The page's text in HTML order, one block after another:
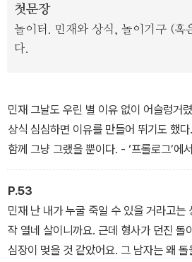
첫문장
놀이터. 민재와 상식, 놀이기구 (혹
다.
민재 그날도 우린 별 이유 없이 어슬렁거
상식 심심하면 이유를 만들어 뛰기도 했다.
함께 그냥 그랬을 뿐이다. - ‘프롤로그’에서
P.53
민재 난 내가 누굴 죽일 수 있을 거라고는
작 열네 살이니까요. 근데 형사가 던진 돌
심장이 멎을 것 같았어요. 그 남자는 왜